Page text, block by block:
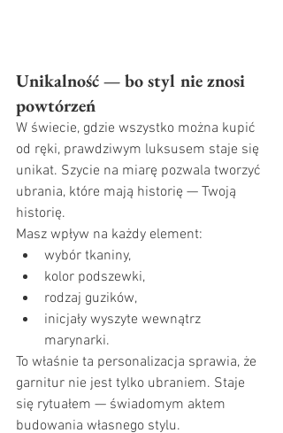
Unikalność — bo styl nie znosi
powtórzeń
W świecie, gdzie wszystko można kupić
od ręki, prawdziwym luksusem staje się
unikat. Szycie na miarę pozwala tworzyć
ubrania, które mają historię — Twoją
historię.
Masz wpływ na każdy element:
wybór tkaniny,
kolor podszewki,
rodzaj guzików,
inicjały wyszyte wewnątrz
marynarki.
To właśnie ta personalizacja sprawia, że
garnitur nie jest tylko ubraniem. Staje
się rytuałem — świadomym aktem
budowania własnego stylu.